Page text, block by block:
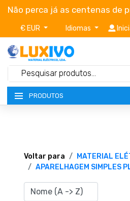
Não perca já as centenas de
€ EUR Idiomas
PRODUTOS
TERMOS E CONDIÇÕES
Voltar para MATERIAL
APARELHAGEM SIMPLES